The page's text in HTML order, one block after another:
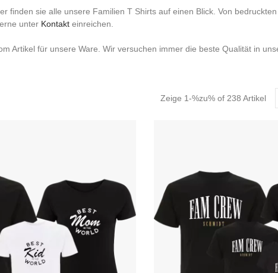
finden sie alle unsere Familien T Shirts auf einen Blick. Von
unter Kontakt einreichen.
Artikel für unsere Ware. Wir versuchen immer die beste Qualität in
Zeige 1-%zu% of 238 Artikel